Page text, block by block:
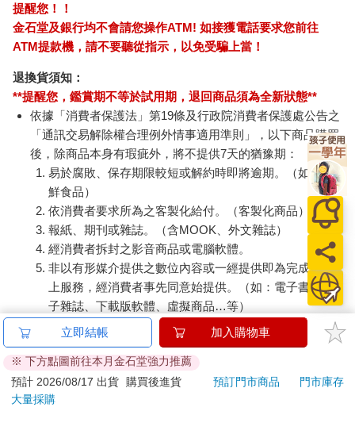
提醒您！！
金石堂及銀行均不會請您操作ATM! 如接獲電話要求您前往
ATM提款機，請不要聽從指示，以免受騙上當！
退換貨須知：
**提醒您，鑑賞期不等於試用期，退回商品須為全新狀態**
依據「消費者保護法」第19條及行政院消費者保護處公告之
「通訊交易解除權合理例外情事適用準則」，以下商品購買
後，除商品本身有瑕疵外，將不提供7天的猶豫期：
易於腐敗、保存期限較短或解約時即將逾期。（如：生
鮮食品）
依消費者要求所為之客製化給付。（客製化商品）
報紙、期刊或雜誌。（含MOOK、外文雜誌）
經消費者拆封之影音商品或電腦軟體。
非以有形媒介提供之數位內容或一經提供即為完成之線
上服務，經消費者事先同意始提供。（如：電子書、電
子雜誌、下載版軟體、虛擬商品…等）
已拆封之個人衛生用品。（如：內衣褲、刮鬍刀、除毛
刀…等）
若非上列種類商品，均享有到貨7天的猶豫期（含例假
日）。
辦理退換貨時，商品（組合商品恕無法接受單獨退貨）必須
立即結帳 加入購物車
※ 下方點圖前往本月金石堂強力推薦
預計 2026/08/17 出貨
購買後進貨 預訂門市商品
門市庫存
大量採購